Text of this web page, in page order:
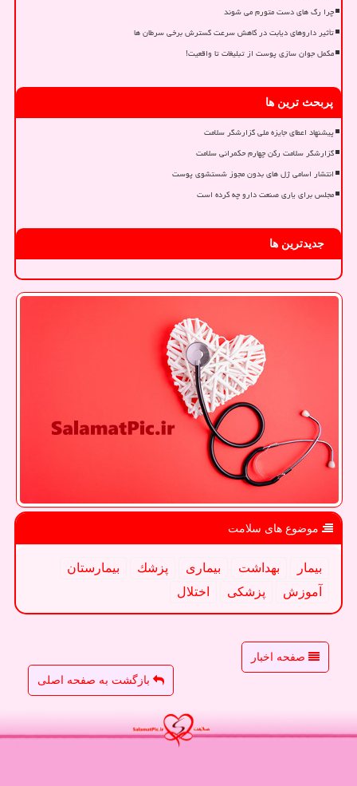
چرا رگ های دست متورم می شوند
تأثیر داروهای دیابت در کاهش سرعت گسترش برخی سرطان ها
مکمل جوان سازی پوست از تبلیغات تا واقعیت!
پربحث ترین ها
پیشنهاد اعطای جایزه ملی گزارشگر سلامت
گزارشگر سلامت رکن چهارم حکمرانی سلامت
انتشار اسامی ژل های بدون مجوز شستشوی پوست
مجلس برای یاری صنعت دارو چه کرده است
جدیدترین ها
موضوع های سلامت
بیمار بهداشت بیماری پزشك
بیمارستان
آموزش
پزشكی اختلال
صفحه اخبار
بازگشت به صفحه اصلی